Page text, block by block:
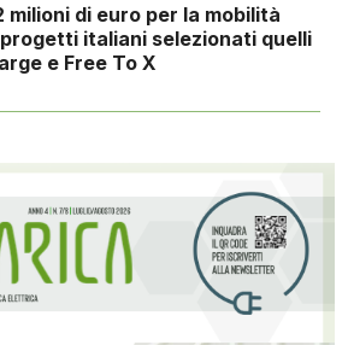
milioni di euro per la mobilità
italiani selezionati quelli
e Free To X